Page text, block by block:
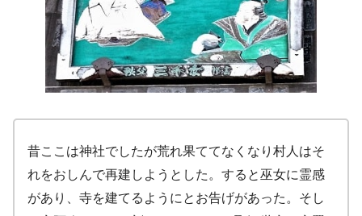
昔ここは神社でしたが荒れ果ててなくなり村人はそ
れをおしんで再建しようとした。すると巫女に霊感
があり、寺を建てるようにとお告げがあった。そし